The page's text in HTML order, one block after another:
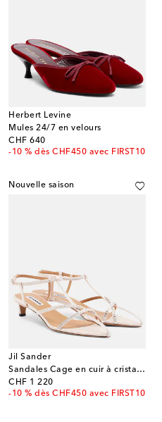
Herbert Levine
Mules 24/7 en velours
CHF 640
original price
-10 % dès CHF450 avec FIRST10
Nouvelle saison
Jil Sander
Sandales Cage en cuir à cristaux
CHF 1 220
original price
-10 % dès CHF450 avec FIRST10